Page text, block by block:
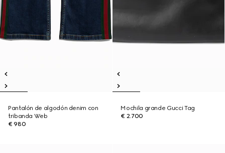
Pantalón de algodón denim con
tribanda Web
€ 980
Mochila grande Gucci Tag
€ 2.700